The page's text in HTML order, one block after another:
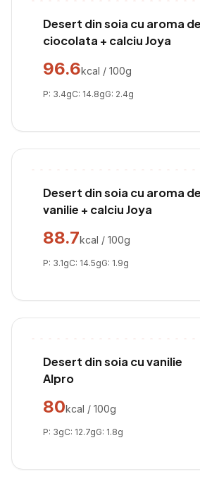
Desert din soia cu aroma de
ciocolata + calciu Joya
96.6kcal / 100g
P: 3.4gC: 14.8gG: 2.4g
Desert din soia cu aroma de
vanilie + calciu Joya
88.7kcal / 100g
P: 3.1gC: 14.5gG: 1.9g
Desert din soia cu vanilie
Alpro
80kcal / 100g
P: 3gC: 12.7gG: 1.8g